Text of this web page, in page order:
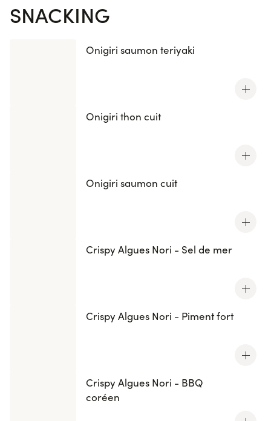
SNACKING
Onigiri saumon teriyaki
Onigiri thon cuit
Onigiri saumon cuit
Crispy Algues Nori - Sel de mer
Crispy Algues Nori - Piment fort
Crispy Algues Nori - BBQ
coréen